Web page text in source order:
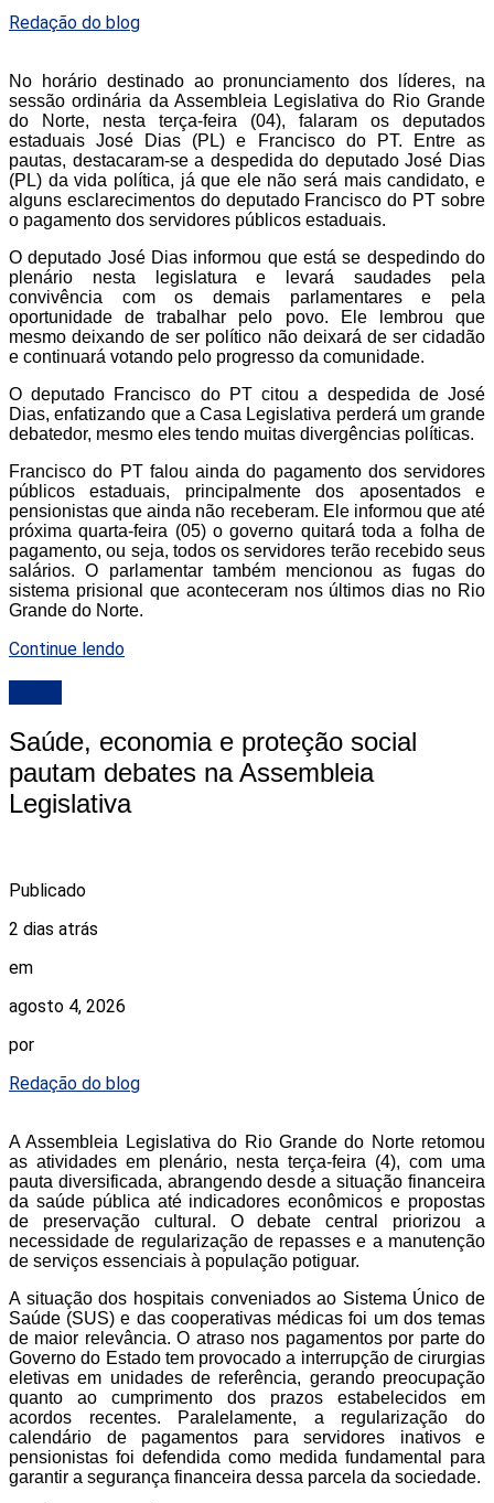
Redação do blog
No horário destinado ao pronunciamento dos líderes, na
sessão ordinária da Assembleia Legislativa do Rio Grande
do Norte, nesta terça-feira (04), falaram os deputados
estaduais José Dias (PL) e Francisco do PT. Entre as
pautas, destacaram-se a despedida do deputado José Dias
(PL) da vida política, já que ele não será mais candidato, e
alguns esclarecimentos do deputado Francisco do PT sobre
o pagamento dos servidores públicos estaduais.
O deputado José Dias informou que está se despedindo do
plenário nesta legislatura e levará saudades pela
convivência com os demais parlamentares e pela
oportunidade de trabalhar pelo povo. Ele lembrou que
mesmo deixando de ser político não deixará de ser cidadão
e continuará votando pelo progresso da comunidade.
O deputado Francisco do PT citou a despedida de José
Dias, enfatizando que a Casa Legislativa perderá um grande
debatedor, mesmo eles tendo muitas divergências políticas.
Francisco do PT falou ainda do pagamento dos servidores
públicos estaduais, principalmente dos aposentados e
pensionistas que ainda não receberam. Ele informou que até
próxima quarta-feira (05) o governo quitará toda a folha de
pagamento, ou seja, todos os servidores terão recebido seus
salários. O parlamentar também mencionou as fugas do
sistema prisional que aconteceram nos últimos dias no Rio
Grande do Norte.
Continue lendo
Saúde, economia e proteção social
pautam debates na Assembleia
Legislativa
Publicado
2 dias atrás
em
agosto 4, 2026
por
Redação do blog
A Assembleia Legislativa do Rio Grande do Norte retomou
as atividades em plenário, nesta terça-feira (4), com uma
pauta diversificada, abrangendo desde a situação financeira
da saúde pública até indicadores econômicos e propostas
de preservação cultural. O debate central priorizou a
necessidade de regularização de repasses e a manutenção
de serviços essenciais à população potiguar.
A situação dos hospitais conveniados ao Sistema Único de
Saúde (SUS) e das cooperativas médicas foi um dos temas
de maior relevância. O atraso nos pagamentos por parte do
Governo do Estado tem provocado a interrupção de cirurgias
eletivas em unidades de referência, gerando preocupação
quanto ao cumprimento dos prazos estabelecidos em
acordos recentes. Paralelamente, a regularização do
calendário de pagamentos para servidores inativos e
pensionistas foi defendida como medida fundamental para
garantir a segurança financeira dessa parcela da sociedade.